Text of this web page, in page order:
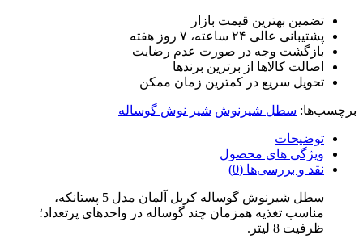
تضمین بهترین قیمت بازار
پشتیبانی عالی ۲۴ ساعته، ۷ روز هفته
بازگشت وجه در صورت عدم رضایت
اصالت کالاها از برترین برندها
تحویل سریع در کمترین زمان ممکن
برچسب‌ها: سطل شیرنوش شیر نوش گوساله
توضیحات
ویژگی های محصول
نقد و بررسی‌ها (0)
سطل شیرنوش گوساله کربل آلمان مدل 5 پستانکه،
مناسب تغذیه همزمان چند گوساله در واحدهای پرتعداد؛
ظرفیت 8 لیتر.